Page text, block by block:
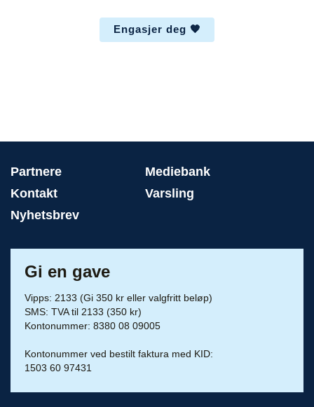
Engasjer deg 🧡
Partnere
Mediebank
Kontakt
Varsling
Nyhetsbrev
Gi en gave
Vipps: 2133 (Gi 350 kr eller valgfritt beløp)
SMS: TVA til 2133 (350 kr)
Kontonummer: 8380 08 09005
Kontonummer ved bestilt faktura med KID:
1503 60 97431